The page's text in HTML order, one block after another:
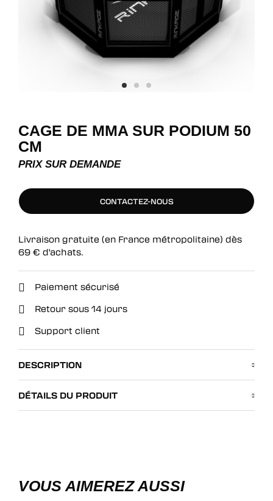
CAGE DE MMA SUR PODIUM 50
CM
PRIX SUR DEMANDE
CONTACTEZ-NOUS
Livraison gratuite (en France métropolitaine) dès
69 € d'achats.
Paiement sécurisé
Retour sous 14 jours
Support client
DESCRIPTION
DÉTAILS DU PRODUIT
VOUS AIMEREZ AUSSI